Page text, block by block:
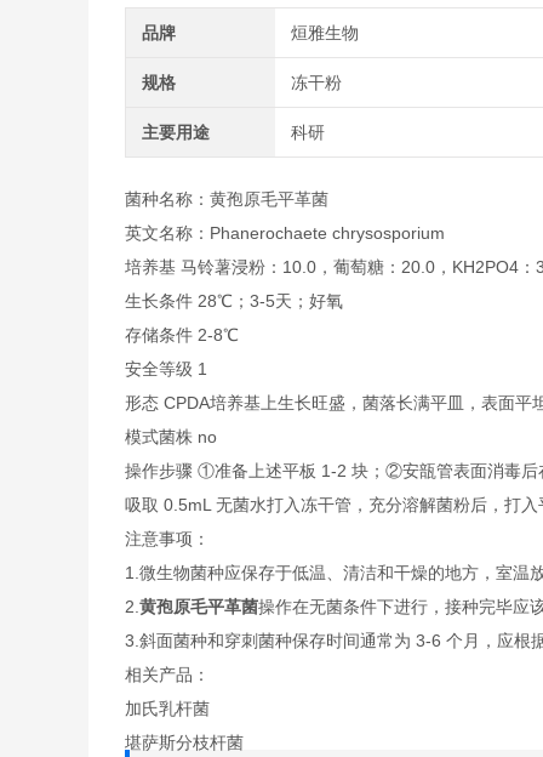
品牌 烜雅生物
规格 冻干粉
主要用途 科研
菌种名称：黄孢原毛平革菌
英文名称：Phanerochaete chrysosporium
培养基 马铃薯浸粉：10.0，葡萄糖：20.0，KH2PO4
生长条件 28℃；3-5天；好氧
存储条件 2-8℃
安全等级 1
形态 CPDA培养基上生长旺盛，菌落长满平皿，表面
模式菌株 no
操作步骤 ①准备上述平板 1-2 块；②安瓿管表面消毒
吸取 0.5mL 无菌水打入冻干管，充分溶解菌粉后，打
注意事项：
1.微生物菌种应保存于低温、清洁和干燥的地方，室温
2. 黄孢原毛平革菌操作在无菌条件下进行，接种完毕应
3.斜面菌种和穿刺菌种保存时间通常为 3-6 个月，应
相关产品：
加氏乳杆菌
堪萨斯分枝杆菌